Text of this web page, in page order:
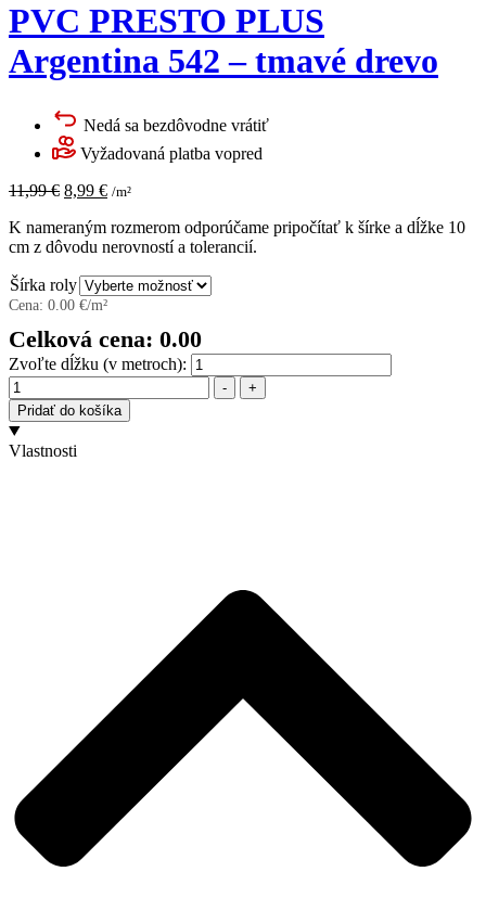
PVC PRESTO PLUS
Argentina 542 – tmavé drevo
Nedá sa bezdôvodne vrátiť
Vyžadovaná platba vopred
11,99€ Pôvodná
bola:
11,99 €.
8,99 €Aktuálna
je:
8,99 €.
/m²
K nameraným rozmerom odporúčame pripočítať k šírke a dĺžke 10
cm z dôvodu nerovností a tolerancií.
Šírka roly
Cena: 0.00 €/m²
Celková cena: 0.00
Zvoľte dĺžku (v metroch):
Množstvo
-
+
Pridať do košíka
Vlastnosti